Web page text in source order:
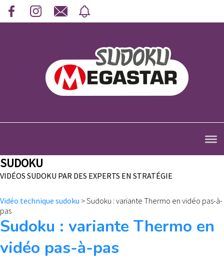
SUDOKU
VIDÉOS SUDOKU PAR DES EXPERTS EN STRATÉGIE
Vidéo technique sudoku >Sudoku : variante Thermo en vidéo pas-à-
pas
Sudoku : variante Thermo en
vidéo pas-à-pas